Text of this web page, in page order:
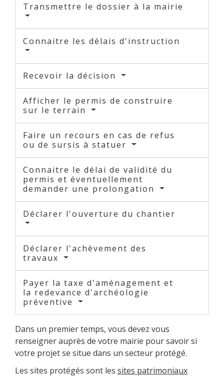
Transmettre le dossier à la mairie
Connaitre les délais d'instruction
Recevoir la décision
Afficher le permis de construire
sur le terrain
Faire un recours en cas de refus
ou de sursis à statuer
Connaitre le délai de validité du
permis et éventuellement
demander une prolongation
Déclarer l'ouverture du chantier
Déclarer l'achèvement des
travaux
Payer la taxe d'aménagement et
la redevance d'archéologie
préventive
Dans un premier temps, vous devez vous
renseigner auprès de votre mairie pour savoir si
votre projet se situe dans un secteur protégé.
Les sites protégés sont les sites patrimoniaux